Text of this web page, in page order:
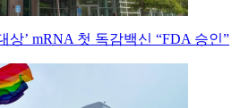
상’ mRNA 첫 독감백신 “FDA 승인”